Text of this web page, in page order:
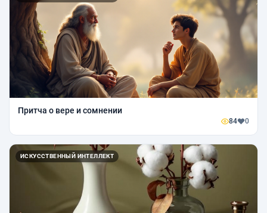
Притча о вере и сомнении
84 0
ИСКУССТВЕННЫЙ ИНТЕЛЛЕКТ